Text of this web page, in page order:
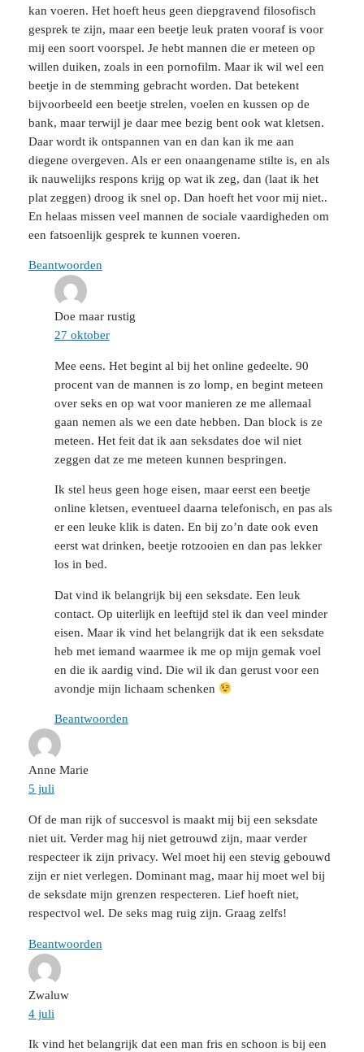
kan voeren. Het hoeft heus geen diepgravend filosofisch
gesprek te zijn, maar een beetje leuk praten vooraf is voor
mij een soort voorspel. Je hebt mannen die er meteen op
willen duiken, zoals in een pornofilm. Maar ik wil wel een
beetje in de stemming gebracht worden. Dat betekent
bijvoorbeeld een beetje strelen, voelen en kussen op de
bank, maar terwijl je daar mee bezig bent ook wat kletsen.
Daar wordt ik ontspannen van en dan kan ik me aan
diegene overgeven. Als er een onaangename stilte is, en als
ik nauwelijks respons krijg op wat ik zeg, dan (laat ik het
plat zeggen) droog ik snel op. Dan hoeft het voor mij niet..
En helaas missen veel mannen de sociale vaardigheden om
een fatsoenlijk gesprek te kunnen voeren.
Beantwoorden
Doe maar rustig
27 oktober
Mee eens. Het begint al bij het online gedeelte. 90
procent van de mannen is zo lomp, en begint meteen
over seks en op wat voor manieren ze me allemaal
gaan nemen als we een date hebben. Dan block is ze
meteen. Het feit dat ik aan seksdates doe wil niet
zeggen dat ze me meteen kunnen bespringen.
Ik stel heus geen hoge eisen, maar eerst een beetje
online kletsen, eventueel daarna telefonisch, en pas als
er een leuke klik is daten. En bij zo’n date ook even
eerst wat drinken, beetje rotzooien en dan pas lekker
los in bed.
Dat vind ik belangrijk bij een seksdate. Een leuk
contact. Op uiterlijk en leeftijd stel ik dan veel minder
eisen. Maar ik vind het belangrijk dat ik een seksdate
heb met iemand waarmee ik me op mijn gemak voel
en die ik aardig vind. Die wil ik dan gerust voor een
avondje mijn lichaam schenken
Beantwoorden
Anne Marie
5 juli
Of de man rijk of succesvol is maakt mij bij een seksdate
niet uit. Verder mag hij niet getrouwd zijn, maar verder
respecteer ik zijn privacy. Wel moet hij een stevig gebouwd
zijn er niet verlegen. Dominant mag, maar hij moet wel bij
de seksdate mijn grenzen respecteren. Lief hoeft niet,
respectvol wel. De seks mag ruig zijn. Graag zelfs!
Beantwoorden
Zwaluw
4 juli
Ik vind het belangrijk dat een man fris en schoon is bij een